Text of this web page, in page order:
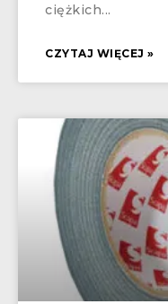
ciężkich
CZYTAJ WIĘCEJ »